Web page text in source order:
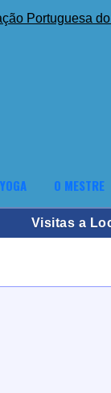
O MESTRE
Visitas a